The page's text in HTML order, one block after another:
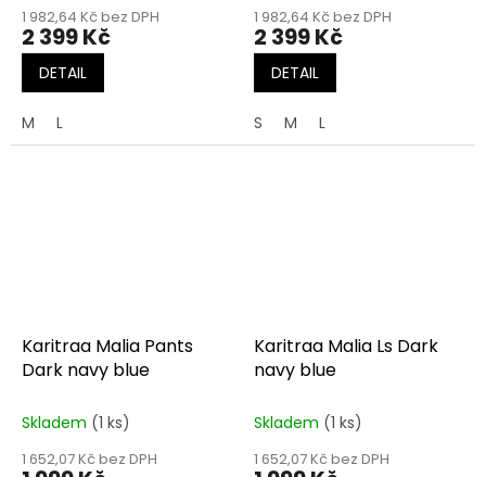
1 982,64 Kč bez DPH
2 399 Kč
DETAIL
M L
1 982,64 Kč bez DPH
2 399 Kč
DETAIL
S M L
Karitraa Malia Pants
Dark navy blue
Skladem (1 ks)
1 652,07 Kč bez DPH
Karitraa Malia Ls Dark
navy blue
Skladem (1 ks)
1 652,07 Kč bez DPH